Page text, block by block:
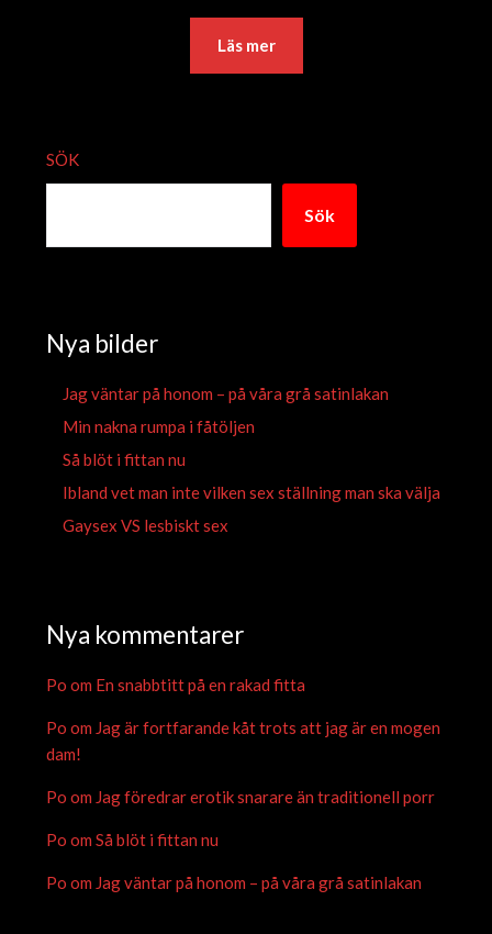
Läs mer
SÖK
Sök
Nya bilder
Jag väntar på honom – på våra grå satinlakan
Min nakna rumpa i fåtöljen
Så blöt i fittan nu
Ibland vet man inte vilken sex ställning man ska välja
Gaysex VS lesbiskt sex
Nya kommentarer
Po om En snabbtitt på en rakad fitta
Po om Jag är fortfarande kåt trots att jag är en mogen
dam!
Po om Jag föredrar erotik snarare än traditionell porr
Po omSå blöt i fittan nu
Po om Jag väntar på honom – på våra grå satinlakan